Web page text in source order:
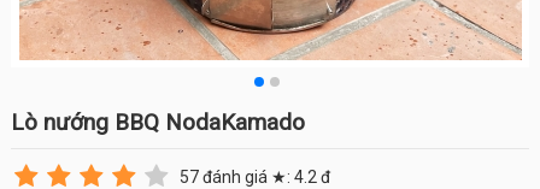
Lò nướng BBQ NodaKamado
57đánh giá ★: 4.2đ